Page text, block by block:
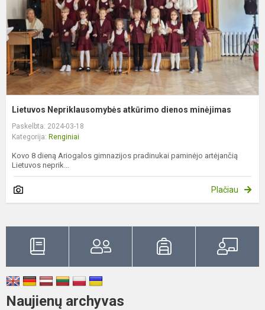
Lietuvos Nepriklausomybės atkūrimo dienos minėjimas
Paskelbta: 2024-03-18
Kategorija: Renginiai
Kovo 8 dieną Ariogalos gimnazijos pradinukai paminėjo artėjančią
Lietuvos neprik...
Plačiau
Naujienų archyvas